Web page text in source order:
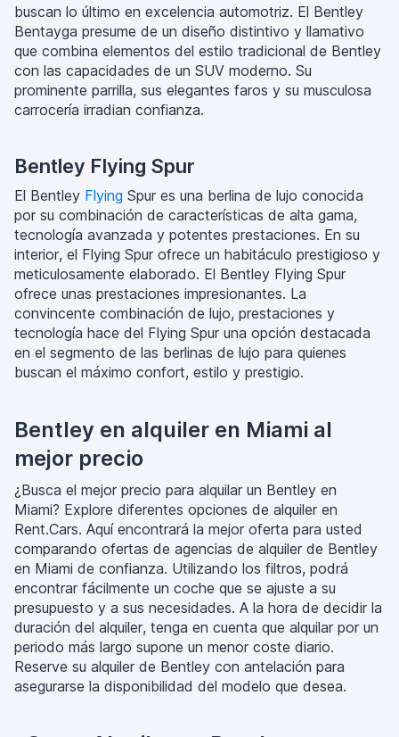
buscan lo último en excelencia automotriz. El Bentley
Bentayga presume de un diseño distintivo y llamativo
que combina elementos del estilo tradicional de Bentley
con las capacidades de un SUV moderno. Su
prominente parrilla, sus elegantes faros y su musculosa
carrocería irradian confianza.
Bentley Flying Spur
El Bentley Flying Spur es una berlina de lujo conocida
por su combinación de características de alta gama,
tecnología avanzada y potentes prestaciones. En su
interior, el Flying Spur ofrece un habitáculo prestigioso y
meticulosamente elaborado. El Bentley Flying Spur
ofrece unas prestaciones impresionantes. La
convincente combinación de lujo, prestaciones y
tecnología hace del Flying Spur una opción destacada
en el segmento de las berlinas de lujo para quienes
buscan el máximo confort, estilo y prestigio.
Bentley en alquiler en Miami al
mejor precio
¿Busca el mejor precio para alquilar un Bentley en
Miami? Explore diferentes opciones de alquiler en
Rent.Cars. Aquí encontrará la mejor oferta para usted
comparando ofertas de agencias de alquiler de Bentley
en Miami de confianza. Utilizando los filtros, podrá
encontrar fácilmente un coche que se ajuste a su
presupuesto y a sus necesidades. A la hora de decidir la
duración del alquiler, tenga en cuenta que alquilar por un
periodo más largo supone un menor coste diario.
Reserve su alquiler de Bentley con antelación para
asegurarse la disponibilidad del modelo que desea.